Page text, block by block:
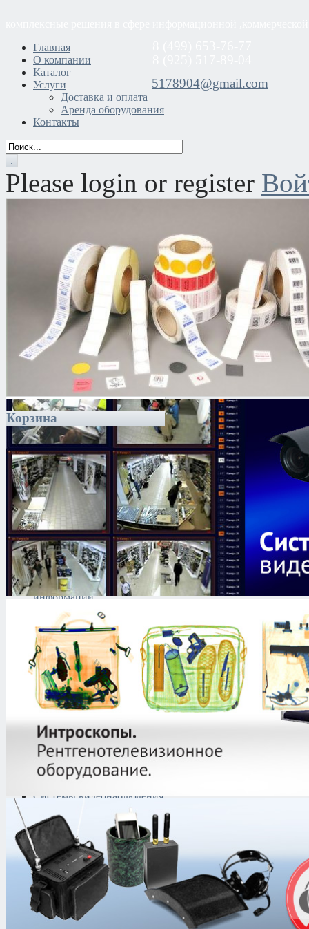
5178904@gmail.com
Главная
О компании
Каталог
Услуги
Доставка и оплата
Аренда оборудования
Контакты
Please login or register
Корзина
Каталог
Антитеррористическое
оборудование
Поиск и выявление
каналов утечки
информации
Технические средства
защиты информации
Тепловизоры
Криминалистическая
техника
Поисково-досмотровое
оборудование
Средства
документирования и
Металлодетекторы
Полиграфы
Противокражные системы
Рации и Аксессуары
Переговорные устройства
Системы видеонаблюдения
IP-видеонаблюдение
HD CCTV
Видеодомофоны
Видеорегистраторы
Аксессуары
Axis
Beward
Системы
передачи
видеосигнала